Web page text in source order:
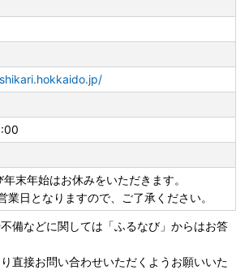
のご指定は承ることができません。あら
さい。
末年始はお休みをいただきます。
業日となりますので、ご了承ください。
備などに関しては「ふるなび」からはお答
直接お問い合わせいただくようお願いいた